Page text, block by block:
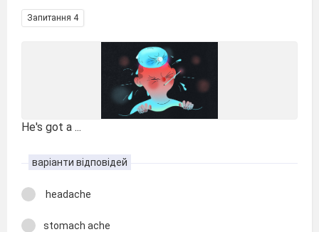
Запитання 4
He's got a ...
варіанти відповідей
headache
stomach ache